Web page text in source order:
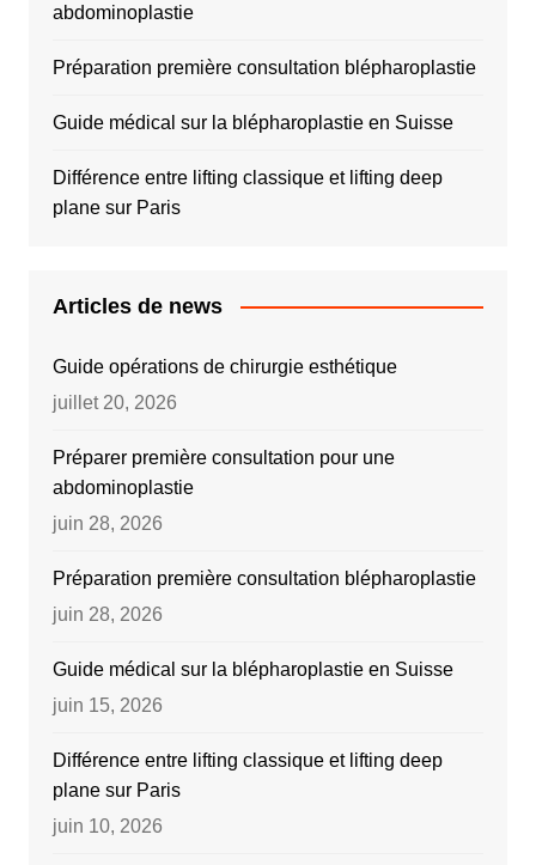
abdominoplastie
Préparation première consultation blépharoplastie
Guide médical sur la blépharoplastie en Suisse
Différence entre lifting classique et lifting deep
plane sur Paris
Articles de news
Guide opérations de chirurgie esthétique
juillet 20, 2026
Préparer première consultation pour une
abdominoplastie
juin 28, 2026
Préparation première consultation blépharoplastie
juin 28, 2026
Guide médical sur la blépharoplastie en Suisse
juin 15, 2026
Différence entre lifting classique et lifting deep
plane sur Paris
juin 10, 2026